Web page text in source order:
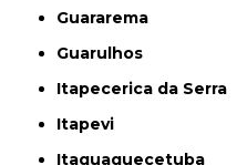
Guararema
Guarulhos
Itapecerica da Serra
Itapevi
Itaquaquecetuba